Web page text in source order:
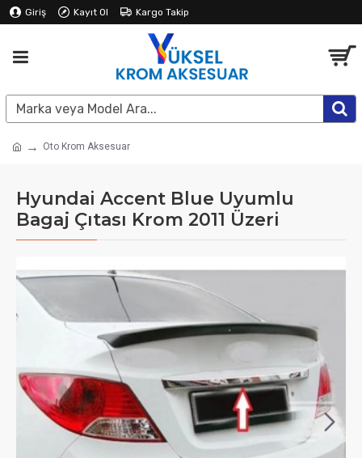
Giriş Kayıt Ol Kargo Takip
Oto Krom Aksesuar
Hyundai Accent Blue Uyumlu
Bagaj Çıtası Krom 2011 Üzeri